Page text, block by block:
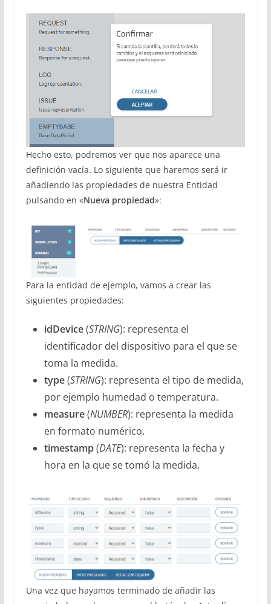
Hecho esto, podremos ver que nos aparece una
definición vacía. Lo siguiente que haremos será ir
añadiendo las propiedades de nuestra Entidad
pulsando en «Nueva propiedad»:
Para la entidad de ejemplo, vamos a crear las
siguientes propiedades:
idDevice(STRING): representa el
identificador del dispositivo para el que se
toma la medida.
type(STRING): representa el tipo de medida,
por ejemplo humedad o temperatura.
measure(NUMBER): representa la medida
en formato numérico.
timestamp(DATE): representa la fecha y
hora en la que se tomó la medida.
Una vez que hayamos terminado de añadir las